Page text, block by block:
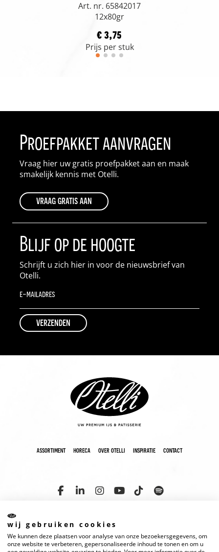
Art. nr. 65842017
12x80gr
€ 3,75
Prijs per stuk
Proefpakket aanvragen
Vraag hier uw gratis proefpakket aan en maak
smakelijk kennis met Otelli.
vraag gratis aan
Blijf op de hoogte
Schrijft u zich hier in voor de nieuwsbrief van
Otelli.
assortiment horeca over otelli inspiratie contact
copyright 2025 otelli disclaimer cookies privacyverklaring
wij gebruiken cookies
We kunnen deze plaatsen voor analyse van onze bezoekersgegevens, om
onze website te verbeteren, gepersonaliseerde inhoud te tonen en om u